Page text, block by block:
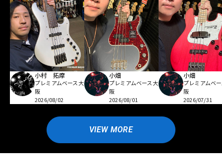
小村 拓摩
プレミアムベース大
阪
2026/08/02
小畑
プレミアムベース大
阪
2026/08/01
小畑
プレミアムベ
阪
2026/07/31
VIEW MORE